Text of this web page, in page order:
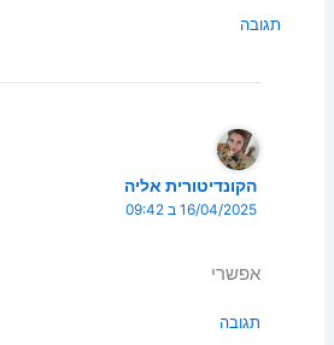
תגובה
הקונדיטורית אליה
16/04/2025 ב 09:42
אפשרי
תגובה